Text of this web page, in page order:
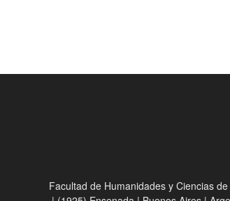
Facultad de Humanidades y Ciencias